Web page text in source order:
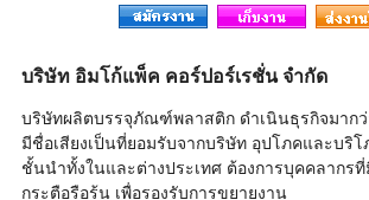
บริษัท อิมโก้แพ็ค คอร์ปอร์เรชั่น จำกัด
บริษัทผลิตบรรจุภัณฑ์พลาสติก ดำเนินธุรกิจมากว่
มีชื่อเสียงเป็นที่ยอมรับจากบริษัท อุปโภคและบริโ
ชั้นนำทั้งในและต่างประเทศ ต้องการบุคคลากร
กระตือรือร้น เพื่อรองรับการขยายงาน